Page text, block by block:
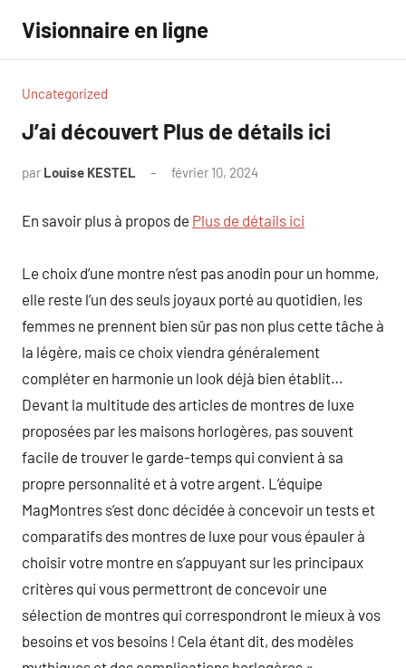
contenu
Visionnaire en ligne
Uncategorized
J’ai découvert Plus de détails ici
par Louise KESTEL février 10, 2024
En savoir plus à propos de Plus de détails ici
Le choix d’une montre n’est pas anodin pour un homme,
elle reste l’un des seuls joyaux porté au quotidien, les
femmes ne prennent bien sûr pas non plus cette tâche à
la légère, mais ce choix viendra généralement
compléter en harmonie un look déjà bien établit…
Devant la multitude des articles de montres de luxe
proposées par les maisons horlogères, pas souvent
facile de trouver le garde-temps qui convient à sa
propre personnalité et à votre argent. L’équipe
MagMontres s’est donc décidée à concevoir un tests et
comparatifs des montres de luxe pour vous épauler à
choisir votre montre en s’appuyant sur les principaux
critères qui vous permettront de concevoir une
sélection de montres qui correspondront le mieux à vos
besoins et vos besoins ! Cela étant dit, des modèles